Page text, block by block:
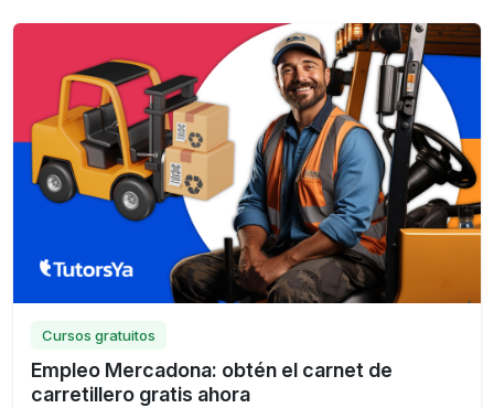
Cursos gratuitos
Empleo Mercadona: obtén el carnet de
carretillero gratis ahora